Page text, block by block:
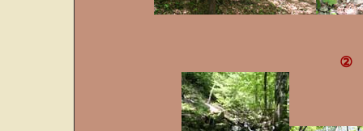
②